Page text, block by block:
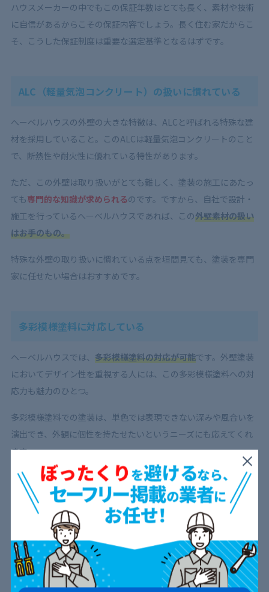
ハウスメーカーの中でもこの保証年数はとても長く、素材や技術
に自信があるからこその保証内容でしょう。長く住む家だからこ
そ、こうした保証制度は重要な選定基準となるはずです。
ALC（軽量気泡コンクリート）の扱いに慣れている
へーベルハウスの外壁の大きな特徴は、ALCと呼ばれる特殊な建
材を採用していること。このALCは軽量気泡コンクリートのこと
で、断熱性や耐火性に優れている特性があります。
ただ、この外壁は取り扱いがとても難しく、塗装の施工にあたっ
ても専門的な知識が求められるのです。ですから、自社で設計・
施工を行っているへーベルハウスであれば、この外壁素材の扱い
はお手のもの。
特殊な外壁の取り扱いに慣れている点を垣間見ても、塗装を専門
家に任せたい場合はおすすめです。
多彩模様塗料に対応している
ヘーベルハウスでは、 多彩模様塗料の対応が可能です。外壁塗装
においてデザイン性を重視する人には、この多彩模様塗料への対
応力も魅力のひとつ。
多彩模様塗料での塗装は、単色では表現できない深みや風合いを
演出でき、外観に個性を持たせたいというニーズにも応えてくれ
ます。
このような特殊塗料は施工難度がとても高いため、対応できる業
者は限られています。ヘーベルハウスならこの工法に慣れていま
すので、安心して依頼できるでしょう。
その他のメンテナンスも同時に施工可能